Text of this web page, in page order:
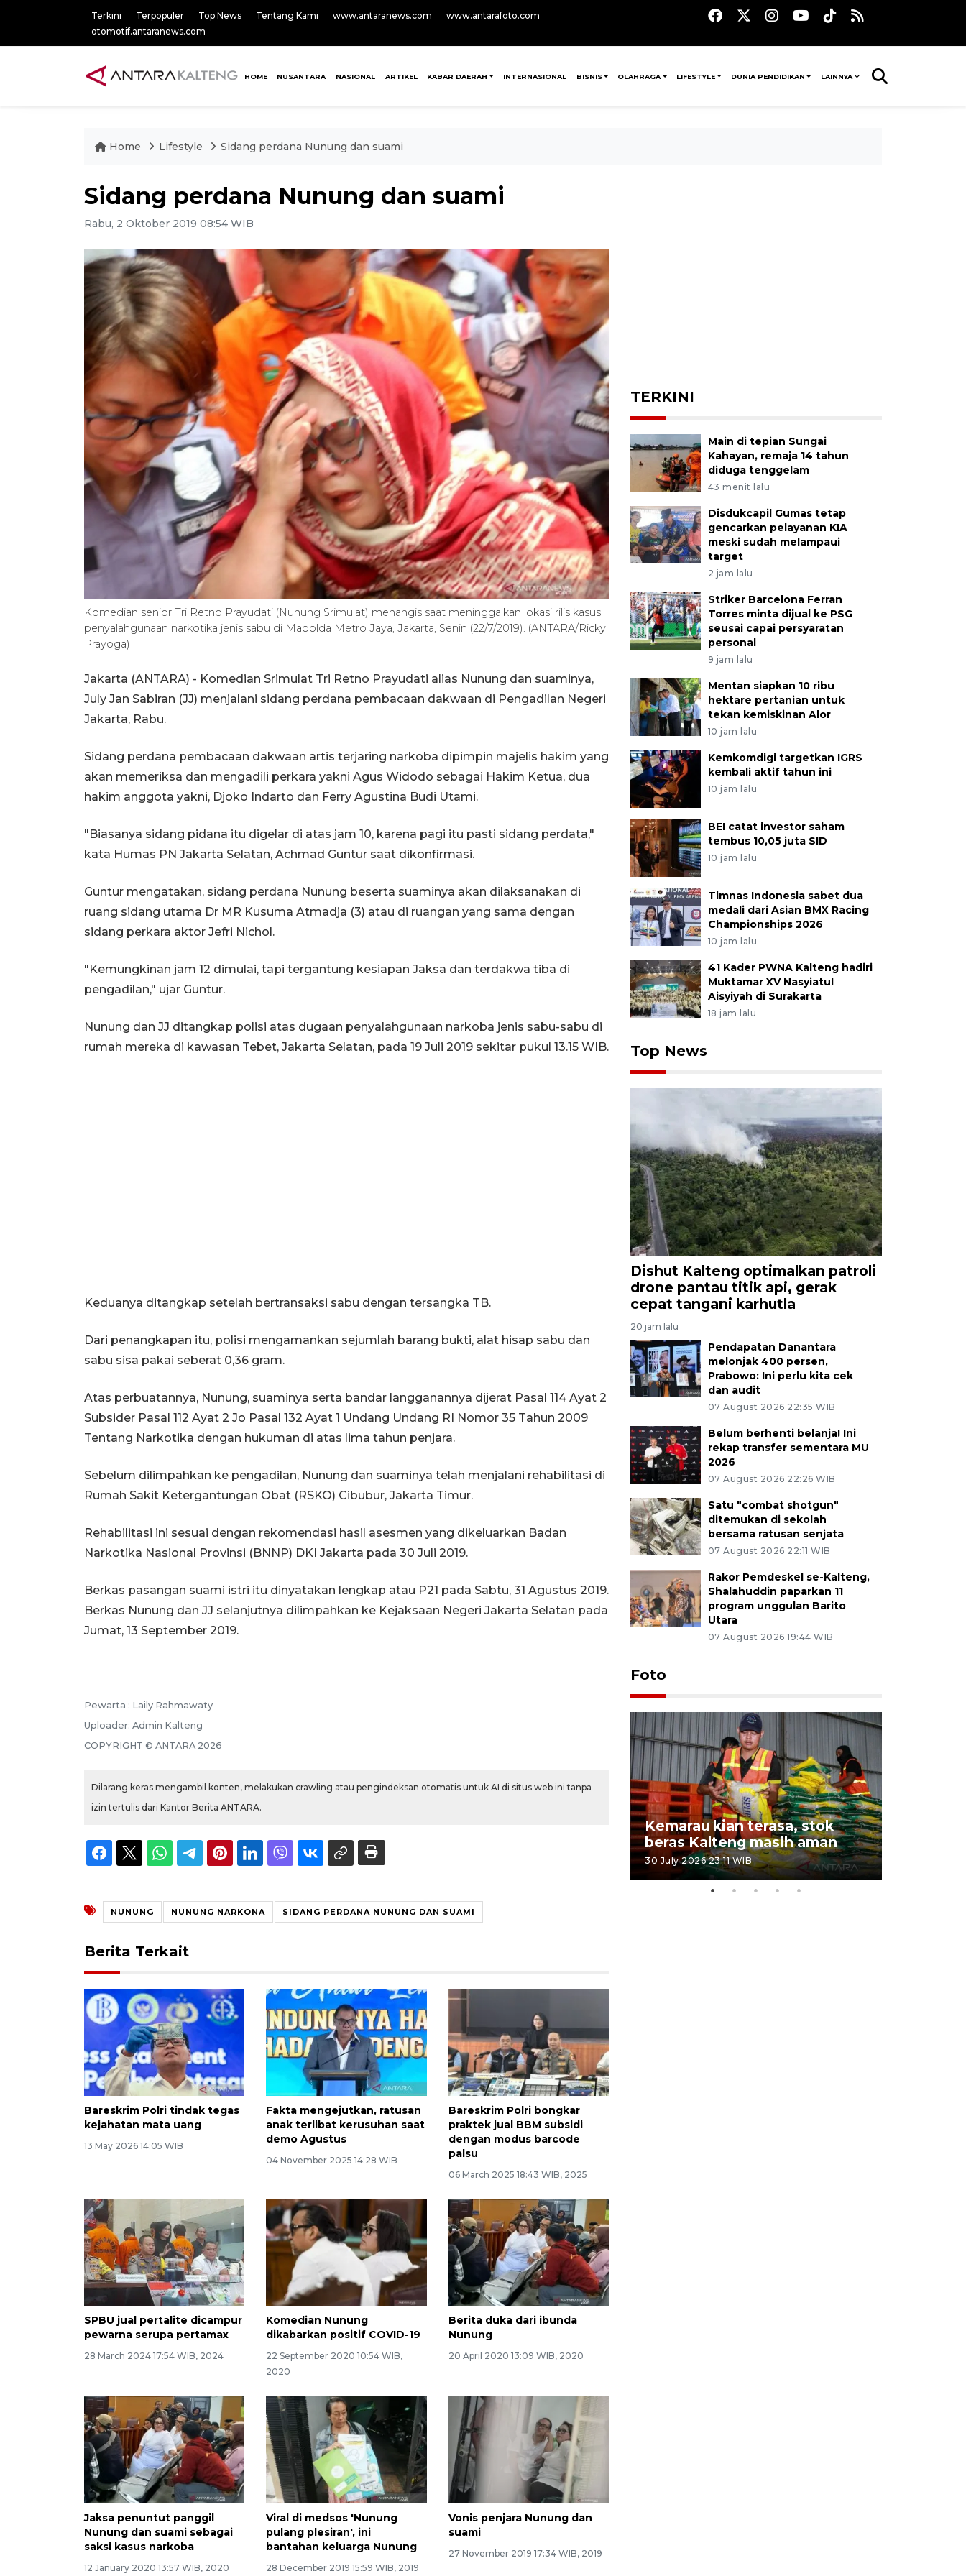
Terkini Terpopuler Top News Tentang Kami www.antaranews.com
www.antarafoto.com
otomotif.antaranews.com
HOME NUSANTARA NASIONAL ARTIKEL KABAR DAERAH INTERNASIONAL BISNIS OLAHRAGA LIFESTYLE DUNIA PENDIDIKAN LAINNYA
Home Lifestyle Sidang perdana Nunung dan suami
Sidang perdana Nunung dan suami
Rabu, 2 Oktober 2019 08:54 WIB
Komedian senior Tri Retno Prayudati (Nunung Srimulat) menangis saat meninggalkan lokasi rilis kasus
penyalahgunaan narkotika jenis sabu di Mapolda Metro Jaya, Jakarta, Senin (22/7/2019). (ANTARA/Ricky
Prayoga)
Jakarta (ANTARA) - Komedian Srimulat Tri Retno Prayudati alias Nunung dan suaminya,
July Jan Sabiran (JJ) menjalani sidang perdana pembacaan dakwaan di Pengadilan Negeri
Jakarta, Rabu.
Sidang perdana pembacaan dakwaan artis terjaring narkoba dipimpin majelis hakim yang
akan memeriksa dan mengadili perkara yakni Agus Widodo sebagai Hakim Ketua, dua
hakim anggota yakni, Djoko Indarto dan Ferry Agustina Budi Utami.
"Biasanya sidang pidana itu digelar di atas jam 10, karena pagi itu pasti sidang perdata,"
kata Humas PN Jakarta Selatan, Achmad Guntur saat dikonfirmasi.
Guntur mengatakan, sidang perdana Nunung beserta suaminya akan dilaksanakan di
ruang sidang utama Dr MR Kusuma Atmadja (3) atau di ruangan yang sama dengan
sidang perkara aktor Jefri Nichol.
"Kemungkinan jam 12 dimulai, tapi tergantung kesiapan Jaksa dan terdakwa tiba di
pengadilan," ujar Guntur.
Nunung dan JJ ditangkap polisi atas dugaan penyalahgunaan narkoba jenis sabu-sabu di
rumah mereka di kawasan Tebet, Jakarta Selatan, pada 19 Juli 2019 sekitar pukul 13.15 WIB.
Keduanya ditangkap setelah bertransaksi sabu dengan tersangka TB.
Dari penangkapan itu, polisi mengamankan sejumlah barang bukti, alat hisap sabu dan
sabu sisa pakai seberat 0,36 gram.
Atas perbuatannya, Nunung, suaminya serta bandar langganannya dijerat Pasal 114 Ayat 2
Subsider Pasal 112 Ayat 2 Jo Pasal 132 Ayat 1 Undang Undang RI Nomor 35 Tahun 2009
Tentang Narkotika dengan hukuman di atas lima tahun penjara.
Sebelum dilimpahkan ke pengadilan, Nunung dan suaminya telah menjalani rehabilitasi di
Rumah Sakit Ketergantungan Obat (RSKO) Cibubur, Jakarta Timur.
Rehabilitasi ini sesuai dengan rekomendasi hasil asesmen yang dikeluarkan Badan
Narkotika Nasional Provinsi (BNNP) DKI Jakarta pada 30 Juli 2019.
Berkas pasangan suami istri itu dinyatakan lengkap atau P21 pada Sabtu, 31 Agustus 2019.
Berkas Nunung dan JJ selanjutnya dilimpahkan ke Kejaksaan Negeri Jakarta Selatan pada
Jumat, 13 September 2019.
Pewarta : Laily Rahmawaty
Uploader: Admin Kalteng
COPYRIGHT © ANTARA 2026
Dilarang keras mengambil konten, melakukan crawling atau pengindeksan otomatis untuk AI di situs web ini tanpa
izin tertulis dari Kantor Berita ANTARA.
NUNUNG NUNUNG NARKONA SIDANG PERDANA NUNUNG DAN SUAMI
Berita Terkait
Bareskrim Polri tindak tegas
kejahatan mata uang
13 May 2026 14:05 WIB
Fakta mengejutkan, ratusan
anak terlibat kerusuhan saat
demo Agustus
04 November 2025 14:28 WIB
Bareskrim Polri bongkar
praktek jual BBM subsidi
dengan modus barcode
palsu
06 March 2025 18:43 WIB, 2025
SPBU jual pertalite dicampur
pewarna serupa pertamax
28 March 2024 17:54 WIB, 2024
Komedian Nunung
dikabarkan positif COVID-19
22 September 2020 10:54 WIB,
2020
Berita duka dari ibunda
Nunung
20 April 2020 13:09 WIB, 2020
Jaksa penuntut panggil
Nunung dan suami sebagai
saksi kasus narkoba
12 January 2020 13:57 WIB, 2020
Viral di medsos 'Nunung
pulang plesiran', ini
bantahan keluarga Nunung
28 December 2019 15:59 WIB, 2019
Vonis penjara Nunung dan
suami
27 November 2019 17:34 WIB, 2019
TERKINI
Main di tepian Sungai
Kahayan, remaja 14 tahun
diduga tenggelam
43 menit lalu
Disdukcapil Gumas tetap
gencarkan pelayanan KIA
meski sudah melampaui
target
2 jam lalu
Striker Barcelona Ferran
Torres minta dijual ke PSG
seusai capai persyaratan
personal
9 jam lalu
Mentan siapkan 10 ribu
hektare pertanian untuk
tekan kemiskinan Alor
10 jam lalu
Kemkomdigi targetkan IGRS
kembali aktif tahun ini
10 jam lalu
BEI catat investor saham
tembus 10,05 juta SID
10 jam lalu
Timnas Indonesia sabet dua
medali dari Asian BMX Racing
Championships 2026
10 jam lalu
41 Kader PWNA Kalteng hadiri
Muktamar XV Nasyiatul
Aisyiyah di Surakarta
18 jam lalu
Top News
Dishut Kalteng optimalkan patroli
drone pantau titik api, gerak
cepat tangani karhutla
20 jam lalu
Pendapatan Danantara
melonjak 400 persen,
Prabowo: Ini perlu kita cek
dan audit
07 August 2026 22:35 WIB
Belum berhenti belanja! Ini
rekap transfer sementara MU
2026
07 August 2026 22:26 WIB
Satu "combat shotgun"
ditemukan di sekolah
bersama ratusan senjata
07 August 2026 22:11 WIB
Rakor Pemdeskel se-Kalteng,
Shalahuddin paparkan 11
program unggulan Barito
Utara
07 August 2026 19:44 WIB
Foto
Kemarau kian terasa, stok
beras Kalteng masih aman
30 July 2026 23:11 WIB